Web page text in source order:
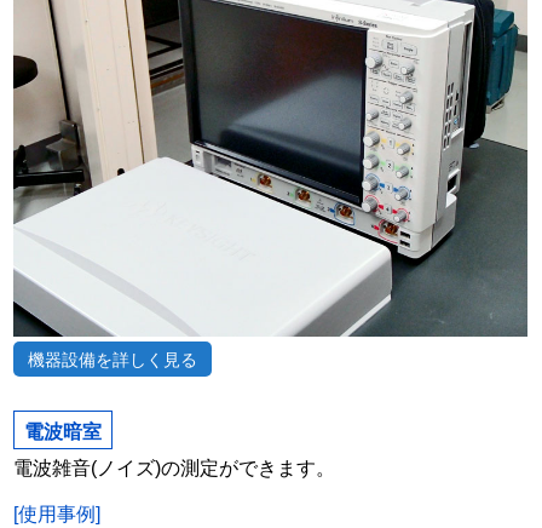
機器設備を詳しく見る
電波暗室
電波雑音(ノイズ)の測定ができます。
[使用事例]